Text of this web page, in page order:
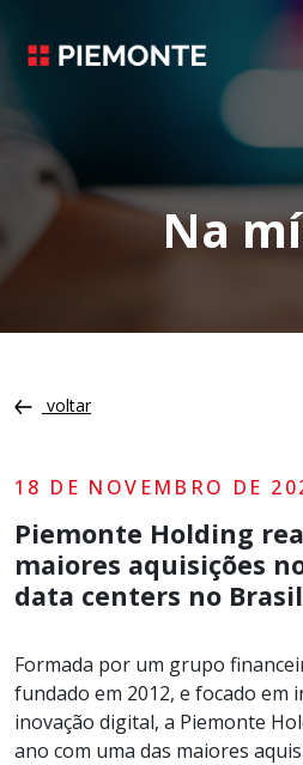
Na
voltar
18 DE NOVEMBRO DE
Piemonte Holding
maiores aquisições
data centers no Brasil
Formada por um grupo
fundado em 2012, e focado em
inovação digital, a Piemonte
ano com uma das maiores